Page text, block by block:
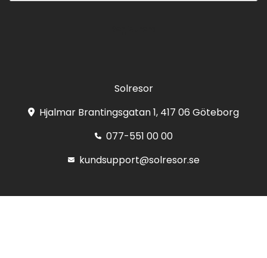
Solresor
Hjalmar Brantingsgatan 1, 417 06 Göteborg
077-551 00 00
kundsupport@solresor.se